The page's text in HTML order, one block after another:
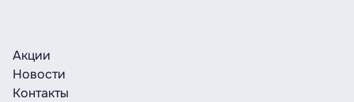
Акции
Новости
Контакты